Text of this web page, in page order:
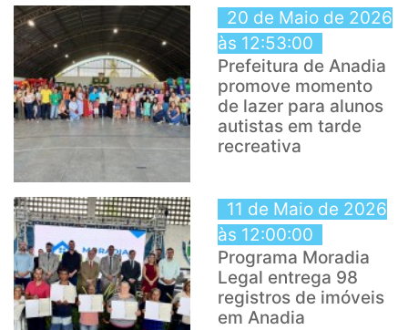
20 de Maio de 2026
às 12:53:00
Prefeitura de Anadia
promove momento
de lazer para alunos
autistas em tarde
recreativa
11 de Maio de 2026
às 12:00:00
Programa Moradia
Legal entrega 98
registros de imóveis
em Anadia